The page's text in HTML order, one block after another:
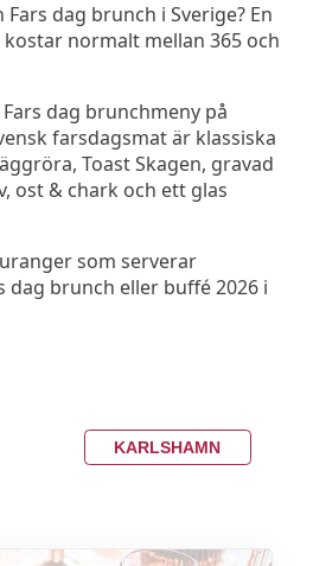
dag brunch i Sverige? En
normalt mellan 365 och
dag brunchmeny på
farsdagsmat är klassiska
Toast Skagen, gravad
ost & chark och ett glas
som serverar
dag brunch eller buffé 2026 i
KARLSHAMN